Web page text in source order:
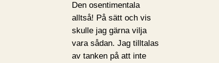
Den osentimentala
alltså! På sätt och vis
skulle jag gärna vilja
vara sådan. Jag tilltalas
av tanken på att inte